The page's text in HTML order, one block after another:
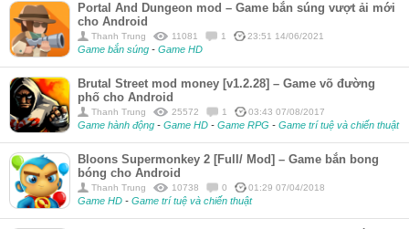
Portal And Dungeon mod – Game bắn súng vượt ải mới
cho Android
Thanh Trung 11081 1 23:51 14/06/2021
Game bắn súng - Game HD
Brutal Street mod money [v1.2.28] – Game võ đường
phố cho Android
Thanh Trung 25572 1 03:43 07/08/2017
Game hành động - Game HD - Game RPG - Game trí tuệ và chiến thuật
Bloons Supermonkey 2 [Full/ Mod] – Game bắn bong
bóng cho Android
Thanh Trung 10738 0 01:29 07/04/2018
Game HD - Game trí tuệ và chiến thuật